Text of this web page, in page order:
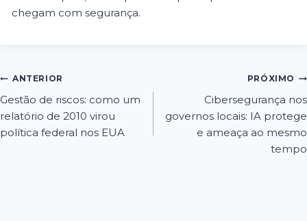
chegam com segurança.
ANTERIOR
Gestão de riscos: como um
relatório de 2010 virou
política federal nos EUA
PRÓXIMO
Cibersegurança nos
governos locais: IA protege
e ameaça ao mesmo
tempo